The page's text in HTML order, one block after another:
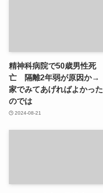
精神科病院で50歳男性死
亡 隔離2年弱が原因か→
家でみてあげればよかった
のでは
2024-08-21